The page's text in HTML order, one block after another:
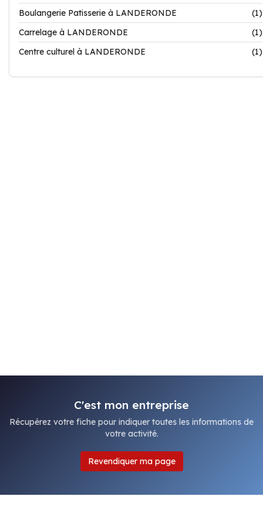
Boulangerie Patisserie à LANDERONDE
(1)
Carrelage à LANDERONDE
(1)
Centre culturel à LANDERONDE
(1)
C'est mon entreprise
Récupérez votre fiche pour indiquer toutes les informations de
votre activité.
Revendiquer ma page